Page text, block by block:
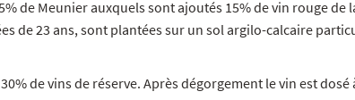
de Meunier auxquels sont ajoutés 15% de vin rouge de
de 23 ans, sont plantées sur un sol argilo-calcaire
de vins de réserve. Après dégorgement le vin est dosé